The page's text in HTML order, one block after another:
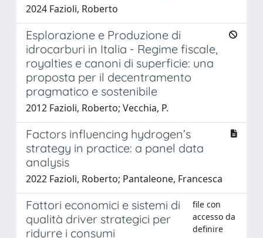
2024 Fazioli, Roberto
Esplorazione e Produzione di
idrocarburi in Italia - Regime fiscale,
royalties e canoni di superficie: una
proposta per il decentramento
pragmatico e sostenibile
2012 Fazioli, Roberto; Vecchia, P.
Factors influencing hydrogen’s
strategy in practice: a panel data
analysis
2022 Fazioli, Roberto; Pantaleone, Francesca
Fattori economici e sistemi di
qualità driver strategici per
ridurre i consumi
file con
accesso da
definire